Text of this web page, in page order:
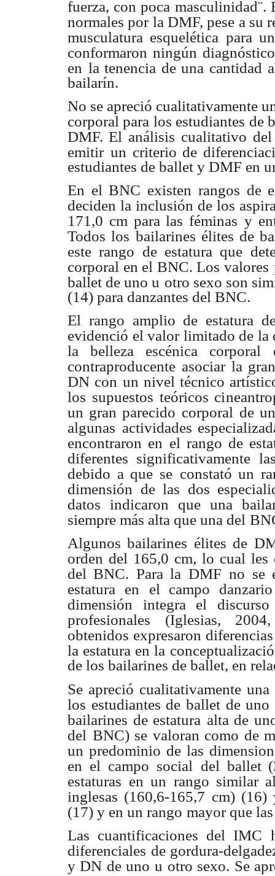
fuerza, con poca masculinidad¨.
normales por la DMF, pese a su
musculatura esquelética para
conformaron ningún
en la tenencia de una cantidad
bailarín.
No se apreció cualitativamente
corporal para los estudiantes de
DMF. El análisis cualitativo del
emitir un criterio de
estudiantes de ballet y DMF en
En el BNC existen rangos de
deciden la inclusión de los
171,0 cm para las féminas y
Todos los bailarines élites de
este rango de estatura que
corporal en el BNC. Los valores
ballet de uno u otro sexo son
(14) para danzantes del BNC.
El rango amplio de estatura
evidenció el valor limitado de la
la belleza escénica corporal
contraproducente asociar la
DN con un nivel técnico
los supuestos teóricos
un gran parecido corporal de
algunas actividades
encontraron en el rango de
diferentes significativamente
debido a que se constató un
dimensión de las dos
datos indicaron que una
siempre más alta que una del
Algunos bailarines élites de
orden del 165,0 cm, lo cual les
del BNC. Para la DMF no se
estatura en
el campo
dimensión integra el
profesionales (Iglesias,
obtenidos expresaron
la estatura en la
de los bailarines de ballet, en
Se apreció cualitativamente
los estudiantes de ballet de
bailarines de estatura alta de
del BNC) se valoran como de
un predominio de las
en el campo social del ballet
estaturas en un rango similar
inglesas (160,6-165,7 cm) (16)
(17) y en un rango mayor que
Las cuantificaciones del IMC
diferenciales de gordura-
y DN de uno u otro sexo. Se